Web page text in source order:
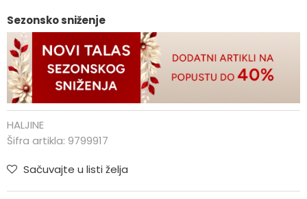
Sezonsko sniženje
HALJINE
Šifra artikla: 9799917
Sačuvajte u listi želja